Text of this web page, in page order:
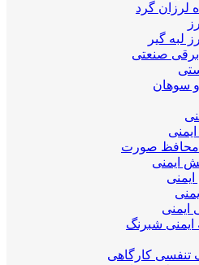
لرزان گرد
لبه گیر
صنعتی
سوهان
محافظ صورت
ایمنی
ایمنی شبرنگ
تنفسی کارگاهی